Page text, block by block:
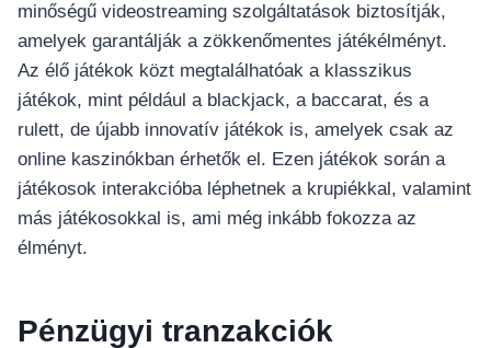
minőségű videostreaming szolgáltatások biztosítják,
amelyek garantálják a zökkenőmentes játékélményt.
Az élő játékok közt megtalálhatóak a klasszikus
játékok, mint például a blackjack, a baccarat, és a
rulett, de újabb innovatív játékok is, amelyek csak az
online kaszinókban érhetők el. Ezen játékok során a
játékosok interakcióba léphetnek a krupiékkal, valamint
más játékosokkal is, ami még inkább fokozza az
élményt.
Pénzügyi tranzakciók